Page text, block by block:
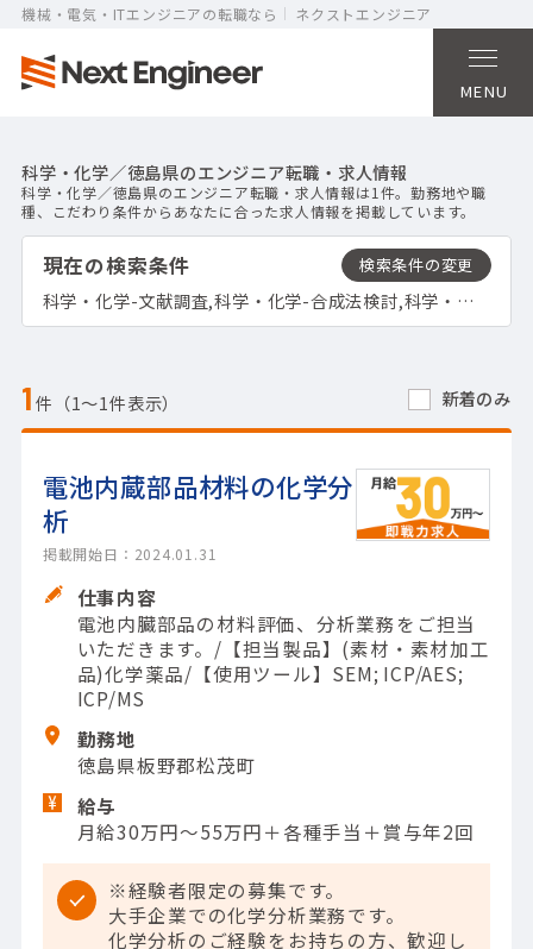
機械・電気・ITエンジニアの転職なら ネクストエンジニア
MENU
科学・化学／徳島県のエンジニア転職・求人情報
科学・化学／徳島県のエンジニア転職・求人情報は1件。勤務地や職
種、こだわり条件からあなたに合った求人情報を掲載しています。
現在の検索条件
科学・化学-文献調査,科学・化学-合成法検討,科学・化学-サンプル作成,科学・化学-機器分析,科学・化学-評価,科学・化学-培養,科学・化学-スクリーニング,科学・化学-観察,徳島県
1件（1〜1件表示） 新着のみ
電池内蔵部品材料の化学分
析
掲載開始日：2024.01.31
仕事内容
電池内臓部品の材料評価、分析業務をご担当
いただきます。/【担当製品】(素材・素材加工
品)化学薬品/【使用ツール】SEM; ICP/AES;
ICP/MS
勤務地
徳島県板野郡松茂町
給与
月給30万円〜55万円＋各種手当＋賞与年2回
※経験者限定の募集です。
大手企業での化学分析業務です。
化学分析のご経験をお持ちの方、歓迎し